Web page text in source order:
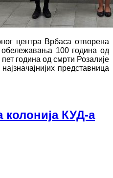
центра Врбаса отворена
100 година од
година од смрти Розалије
представница
КУД-а